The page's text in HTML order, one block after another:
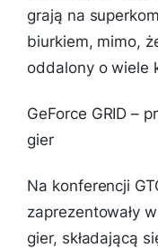
grają na
biurkiem, mimo,
oddalony o wiele
GeForce GRID –
gier
Na konferencji
zaprezentowały
gier, składającą